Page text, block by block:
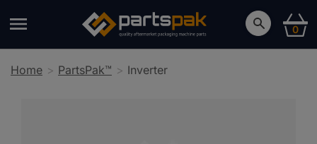
0
Home PartsPak™ Inverter